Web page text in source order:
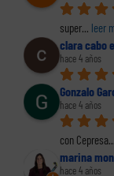
super... leer
clara cabo
hace 4 años
Gonzalo
hace 4 años
con Cepresa...
marina
hace 4 años